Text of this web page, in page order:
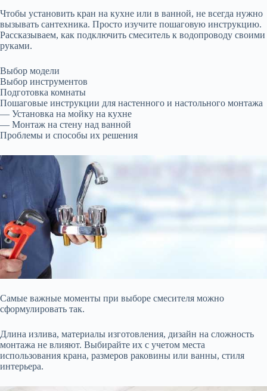
Чтобы установить кран на кухне или в ванной, не всегда нужно
вызывать сантехника. Просто изучите пошаговую инструкцию.
Рассказываем, как подключить смеситель к водопроводу своими
руками.
Выбор модели
Выбор инструментов
Подготовка комнаты
Пошаговые инструкции для настенного и настольного монтажа
— Установка на мойку на кухне
— Монтаж на стену над ванной
Проблемы и способы их решения
Самые важные моменты при выборе смесителя можно
сформулировать так.
Длина излива, материалы изготовления, дизайн на сложность
монтажа не влияют. Выбирайте их с учетом места
использования крана, размеров раковины или ванны, стиля
интерьера.